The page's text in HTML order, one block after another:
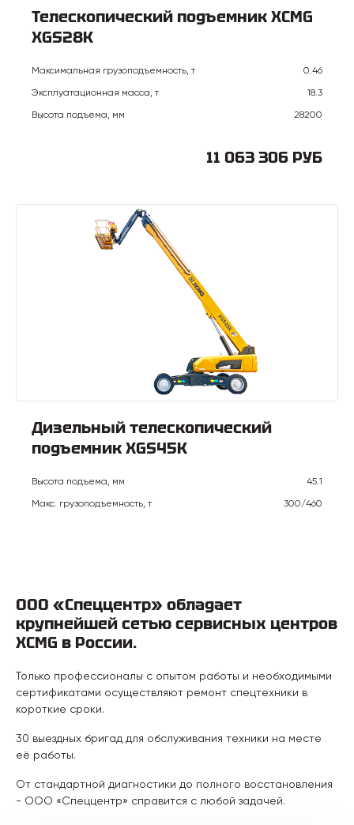
Телескопический подъемник XCMG
XGS28K
Максимальная грузоподъемность, т
0.46
Эксплуатационная масса, т
18.3
Высота подъема, мм
28200
11 063 306 РУБ
Дизельный телескопический
подъемник XGS45K
Высота подъема, мм
45.1
Макс. грузоподъемность, т
300/460
ООО «Спеццентр» обладает
крупнейшей сетью сервисных центров
XCMG в России.
Только профессионалы с опытом работы и необходимыми
сертификатами осуществляют ремонт спецтехники в
короткие сроки.
30 выездных бригад для обслуживания техники на месте
её работы.
От стандартной диагностики до полного восстановления
- ООО «Спеццентр» справится с любой задачей.